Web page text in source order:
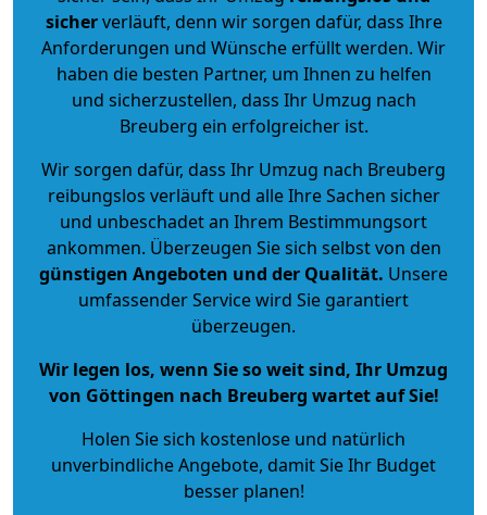
sicherverläuft, denn wir sorgen dafür, dass Ihre
Anforderungen und Wünsche erfüllt werden. Wir
haben die besten Partner, um Ihnen zu helfen
und sicherzustellen, dass Ihr Umzug nach
Breuberg ein erfolgreicher ist.
Wir sorgen dafür, dass Ihr Umzug nach Breuberg
reibungslos verläuft und alle Ihre Sachen sicher
und unbeschadet an Ihrem Bestimmungsort
ankommen. Überzeugen Sie sich selbst von den
günstigen Angeboten und der Qualität. Unsere
umfassender Service wird Sie garantiert
überzeugen.
Wir legen los, wenn Sie so weit sind, Ihr Umzug
von Göttingen nach Breuberg wartet auf Sie!
Holen Sie sich kostenlose und natürlich
unverbindliche Angebote, damit Sie Ihr Budget
besser planen!